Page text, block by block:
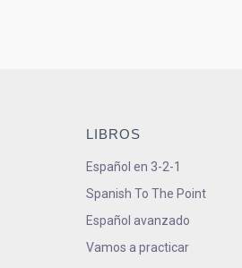
LIBROS
Español en 3-2-1
Spanish To The Point
Español avanzado
Vamos a practicar